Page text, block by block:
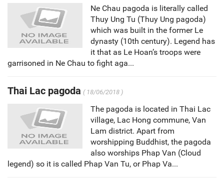
Ne Chau pagoda is literally called
Thuy Ung Tu (Thuy Ung pagoda)
which was built in the former Le
dynasty (10th century). Legend has
it that as Le Hoan’s troops were
garrisoned in Ne Chau to fight aga...
Thai Lac pagoda ( 18/06/2018 )
The pagoda is located in Thai Lac
village, Lac Hong commune, Van
Lam district. Apart from
worshipping Buddhist, the pagoda
also worships Phap Van (Cloud
legend) so it is called Phap Van Tu, or Phap Va...